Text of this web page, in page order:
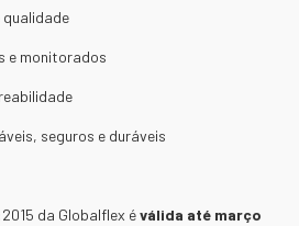
e monitorados
seguros e duráveis
da Globalflex éválida até março